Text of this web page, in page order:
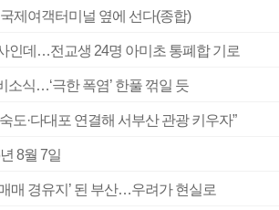
제여객터미널 옆에 선다(종합)
인데…전교생 24명 아미초 통폐합 기로
소식…‘극한 폭염’ 한풀 꺾일 듯
도·다대포 연결해 서부산 관광 키우자”
8월 7일
매 경유지’ 된 부산…우려가 현실로